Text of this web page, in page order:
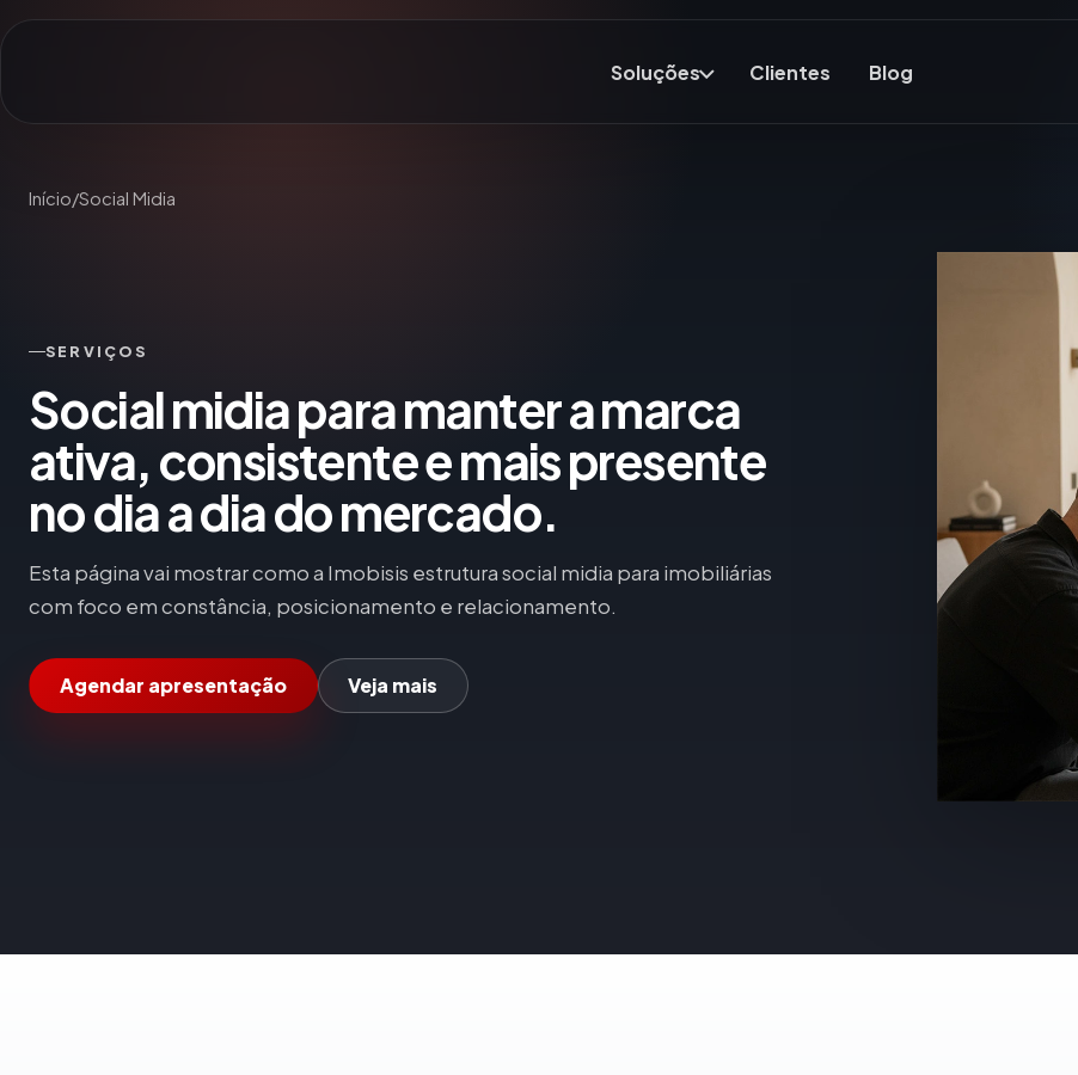
Soluções Clientes Blog
Início/Social Midia
SERVIÇOS
Social midia para manter a marca
ativa, consistente e mais presente
no dia a dia do mercado.
Esta página vai mostrar como a Imobisis estrutura social midia para imobiliárias
com foco em constância, posicionamento e relacionamento.
Agendar apresentação Veja mais